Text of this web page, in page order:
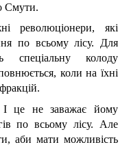
Смути.
революціонери, які
по всьому лісу. Для
колоду
коли на їхні
І це не заважає йому
по всьому лісу. Але
аби мати можливість